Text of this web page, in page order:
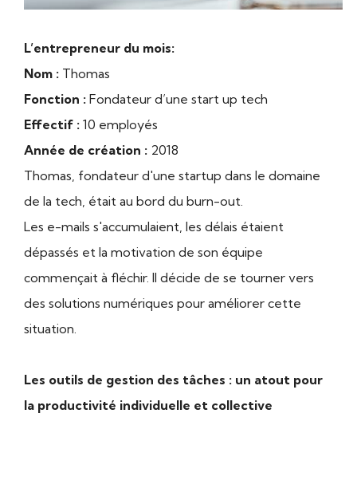
L’entrepreneur du mois:
Nom : Thomas
Fonction : Fondateur d’une start up tech
Effectif : 10 employés
Année de création : 2018
Thomas, fondateur d'une startup dans le domaine
de la tech, était au bord du burn-out.
Les e-mails s'accumulaient, les délais étaient
dépassés et la motivation de son équipe
commençait à fléchir. Il décide de se tourner vers
des solutions numériques pour améliorer cette
situation.
Les outils de gestion des tâches : un atout pour
la productivité individuelle et collective